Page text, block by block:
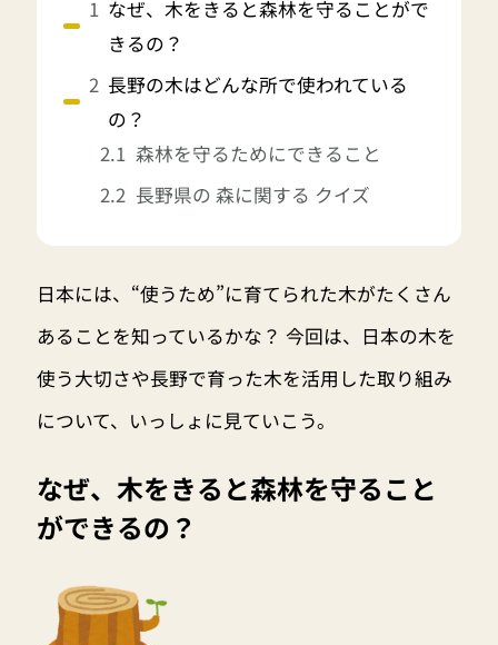
なぜ、木をきると森林を守ることがで
きるの？
長野の木はどんな所で使われている
の？
森林を守るためにできること
長野県の 森に関する クイズ
日本には、“使うため”に育てられた木がたくさん
あることを知っているかな？ 今回は、日本の木を
使う大切さや長野で育った木を活用した取り組み
について、いっしょに見ていこう。
なぜ、木をきると森林を守ること
ができるの？